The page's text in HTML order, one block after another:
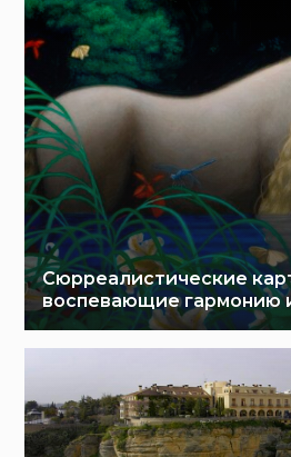
Сюрреалистические
воспевающие гармонию